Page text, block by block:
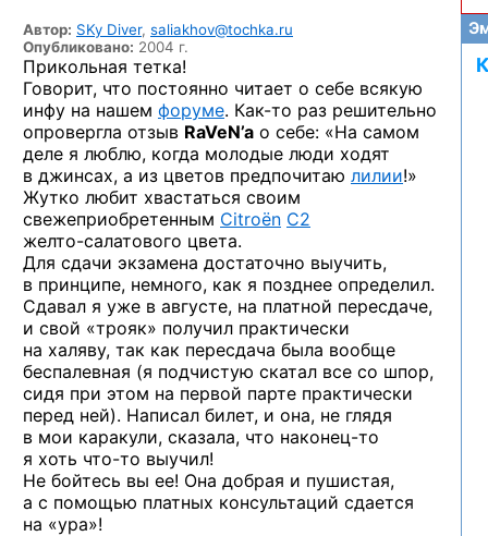
Автор: SKy Diver, saliakhov@tochka.ru
Опубликовано: 2004 г.
Прикольная тетка!
Говорит, что постоянно читает о себе всякую
инфу на нашем форуме. Как-то раз решительно
опровергла отзыв RaVeN’a о себе: «На самом
деле я люблю, когда молодые люди ходят
в джинсах, а из цветов предпочитаю лилии!»
Жутко любит хвастаться своим
свежеприобретенным Citroёn C2
желто-салатового цвета.
Для сдачи экзамена достаточно выучить,
в принципе, немного, как я позднее определил.
Сдавал я уже в августе, на платной пересдаче,
и свой «трояк» получил практически
на халяву, так как пересдача была вообще
беспалевная (я подчистую скатал все со шпор,
сидя при этом на первой парте практически
перед ней). Написал билет, и она, не глядя
в мои каракули, сказала, что наконец-то
я хоть что-то выучил!
Не бойтесь вы ее! Она добрая и пушистая,
а с помощью платных консультаций сдается
на «ура»!